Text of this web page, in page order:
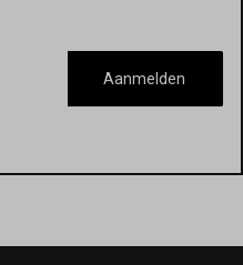
Aanmelden